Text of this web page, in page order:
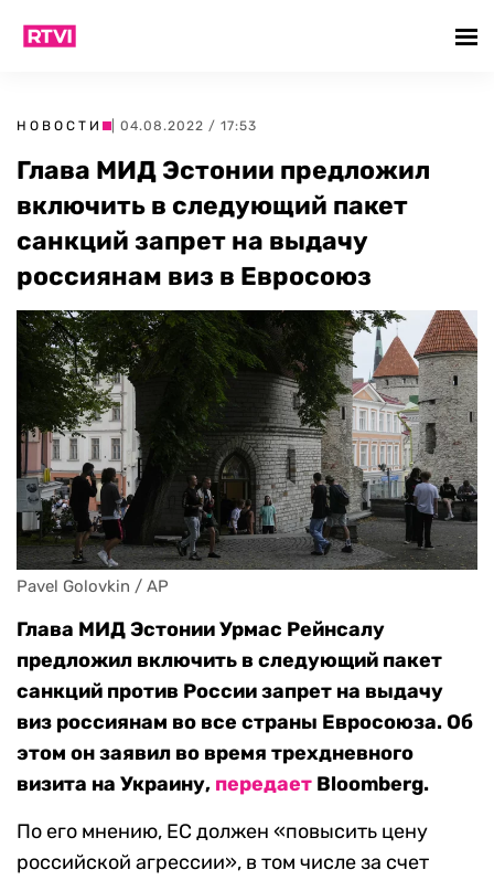
НОВОСТИ | 04.08.2022 / 17:53
Глава МИД Эстонии предложил
включить в следующий пакет
санкций запрет на выдачу
россиянам виз в Евросоюз
Pavel Golovkin / AP
Глава МИД Эстонии Урмас Рейнсалу
предложил включить в следующий пакет
санкций против России запрет на выдачу
виз россиянам во все страны Евросоюза. Об
этом он заявил во время трехдневного
визита на Украину, передает Bloomberg.
По его мнению, ЕС должен «повысить цену
российской агрессии», в том числе за счет